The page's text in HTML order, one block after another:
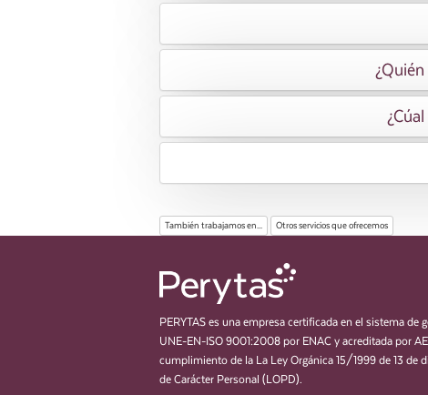
También trabajamos en... Otros servicios que ofrecemos
PERYTAS es una empresa certificada en el sistema de
UNE-EN-ISO 9001:2008 por ENAC y acreditada por
cumplimiento de la La Ley Orgánica 15/1999 de 13 de
de Carácter Personal (LOPD).